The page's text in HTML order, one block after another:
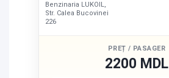
Benzinaria LUKOIL,
Str. Calea Bucovinei
226
PREȚ / PASAGER
2200 MDL